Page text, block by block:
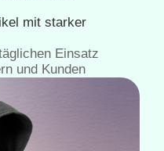
mit starker
Einsatz
und Kunden